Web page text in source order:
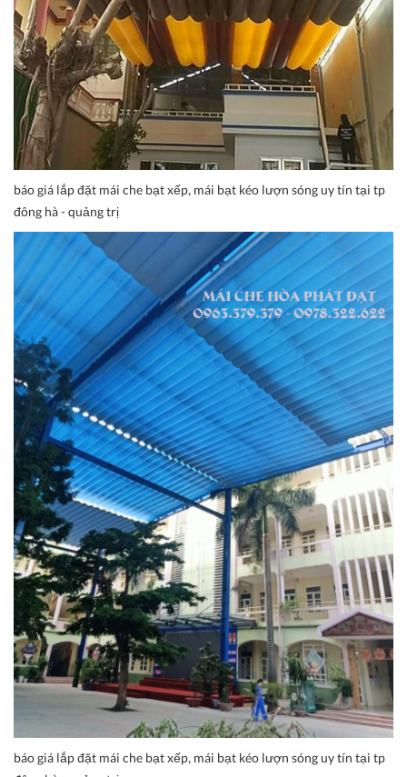
báo giá lắp đặt mái che bạt xếp, mái bạt kéo lượn sóng uy tín tại tp
đông hà - quảng trị
báo giá lắp đặt mái che bạt xếp, mái bạt kéo lượn sóng uy tín tại tp